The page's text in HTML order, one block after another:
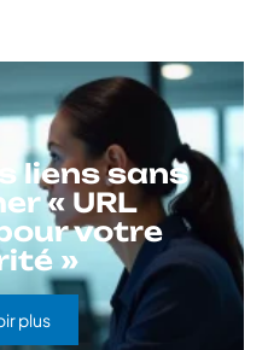
liens sans
« URL
votre
»
plus